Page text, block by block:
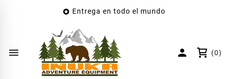
 Entrega en todo el mundo
  (0)
Nombre de la lista de deseos